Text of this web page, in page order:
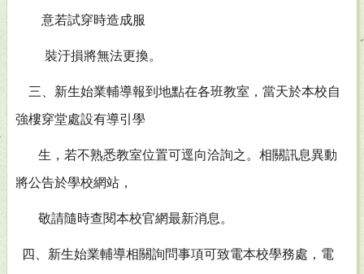
意若試穿時造成服
裝汙損將無法更換。
三、新生始業輔導報到地點在各班教室，當天於本校自
強樓穿堂處設有導引學
生，若不熟悉教室位置可逕向洽詢之。相關訊息異動
將公告於學校網站，
敬請隨時查閱本校官網最新消息。
四、新生始業輔導相關詢問事項可致電本校學務處，電